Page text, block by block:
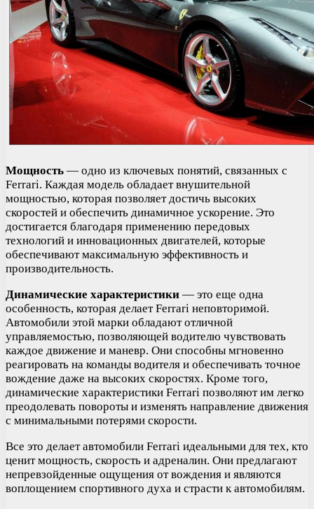
Мощность — одно из ключевых понятий, связанных с
Ferrari. Каждая модель обладает внушительной
мощностью, которая позволяет достичь высоких
скоростей и обеспечить динамичное ускорение. Это
достигается благодаря применению передовых
технологий и инновационных двигателей, которые
обеспечивают максимальную эффективность и
производительность.
Динамические характеристики — это еще одна
особенность, которая делает Ferrari неповторимой.
Автомобили этой марки обладают отличной
управляемостью, позволяющей водителю чувствовать
каждое движение и маневр. Они способны мгновенно
реагировать на команды водителя и обеспечивать точное
вождение даже на высоких скоростях. Кроме того,
динамические характеристики Ferrari позволяют им легко
преодолевать повороты и изменять направление движения
с минимальными потерями скорости.
Все это делает автомобили Ferrari идеальными для тех, кто
ценит мощность, скорость и адреналин. Они предлагают
непревзойденные ощущения от вождения и являются
воплощением спортивного духа и страсти к автомобилям.